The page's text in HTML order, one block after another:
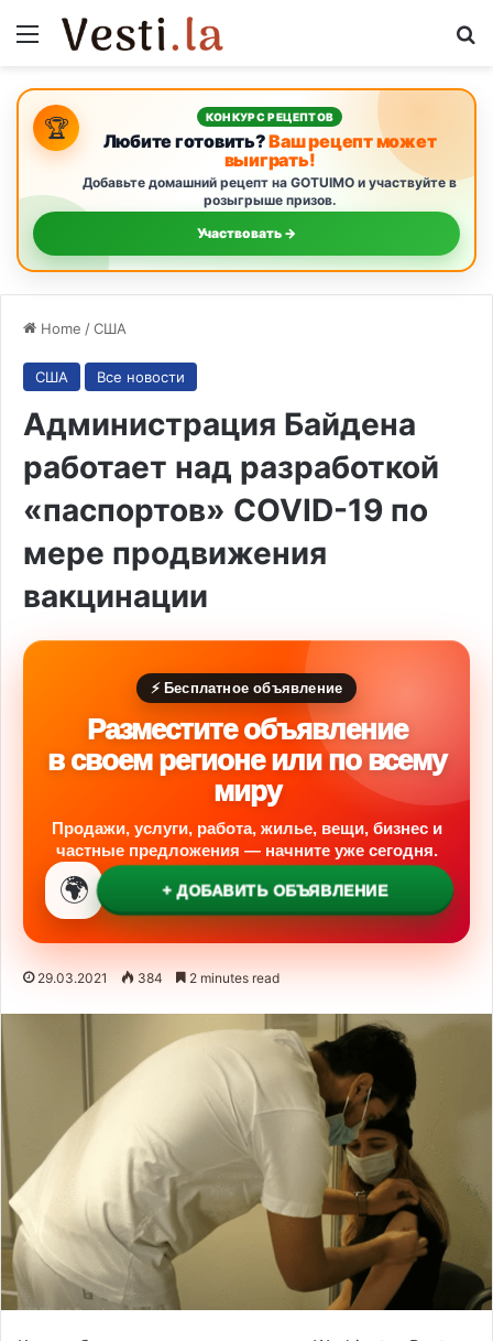
Menu
🏆 КОНКУРС РЕЦЕПТОВ
Любите готовить?Ваш рецепт может
выиграть!
Добавьте домашний рецепт на GOTUIMO и участвуйте в
розыгрыше призов.
Участвовать →
Home /США
США Все новости
Администрация Байдена
работает над разработкой
«паспортов» COVID-19 по
мере продвижения
вакцинации
⚡ Бесплатное объявление
Разместите объявление
в своем регионе или по всему
миру
Продажи, услуги, работа, жилье, вещи, бизнес и
частные предложения — начните уже сегодня.
🌍 + ДОБАВИТЬ ОБЪЯВЛЕНИЕ
29.03.2021 384 2 minutes read